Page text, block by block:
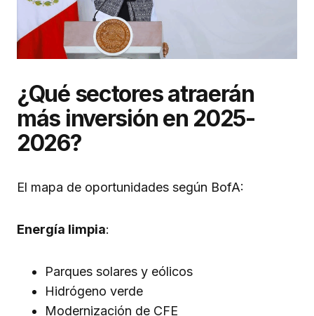
¿Qué sectores atraerán
más inversión en 2025-
2026?
El mapa de oportunidades según BofA:
Energía limpia:
Parques solares y eólicos
Hidrógeno verde
Modernización de CFE